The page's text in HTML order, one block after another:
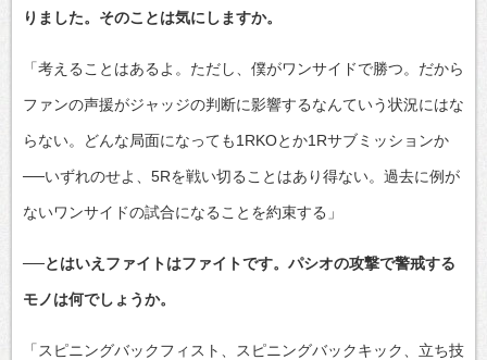
りました。そのことは気にしますか。
「考えることはあるよ。ただし、僕がワンサイドで勝つ。だから
ファンの声援がジャッジの判断に影響するなんていう状況にはな
らない。どんな局面になっても1RKOとか1Rサブミッションか
──いずれのせよ、5Rを戦い切ることはあり得ない。過去に例が
ないワンサイドの試合になることを約束する」
──とはいえファイトはファイトです。パシオの攻撃で警戒する
モノは何でしょうか。
「スピニングバックフィスト、スピニングバックキック、立ち技